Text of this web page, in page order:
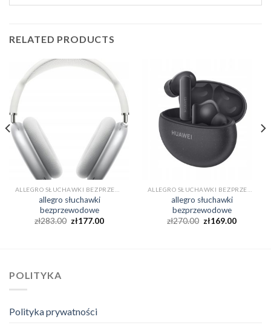
RELATED PRODUCTS
allegro słuchawki
bezprzewodowe
zł283.00 zł177.00
allegro słuchawki
bezprzewodowe
zł270.00 zł169.00
POLITYKA
Polityka prywatności